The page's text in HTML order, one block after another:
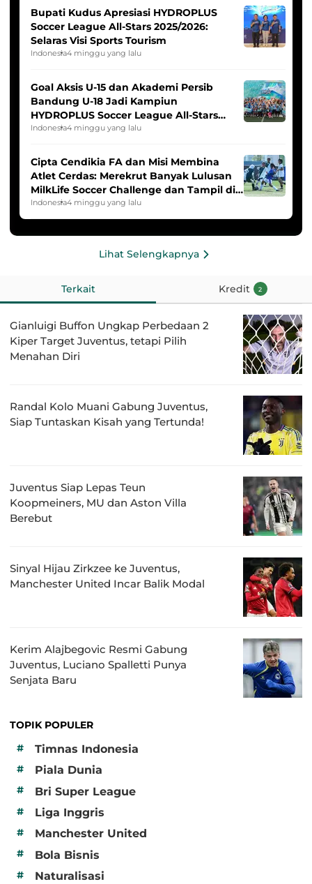
Bupati Kudus Apresiasi HYDROPLUS
Soccer League All-Stars 2025/2026:
Selaras Visi Sports Tourism
Indonesia4 minggu yang lalu
Goal Aksis U-15 dan Akademi Persib
Bandung U-18 Jadi Kampiun
HYDROPLUS Soccer League All-Stars
2025/2026
Indonesia4 minggu yang lalu
Cipta Cendikia FA dan Misi Membina
Atlet Cerdas: Merekrut Banyak Lulusan
MilkLife Soccer Challenge dan Tampil di
HYDROPLUS Soccer League
Indonesia4 minggu yang lalu
Lihat Selengkapnya
Terkait Kredit 2
Gianluigi Buffon Ungkap Perbedaan 2
Kiper Target Juventus, tetapi Pilih
Menahan Diri
Randal Kolo Muani Gabung Juventus,
Siap Tuntaskan Kisah yang Tertunda!
Juventus Siap Lepas Teun
Koopmeiners, MU dan Aston Villa
Berebut
Sinyal Hijau Zirkzee ke Juventus,
Manchester United Incar Balik Modal
Kerim Alajbegovic Resmi Gabung
Juventus, Luciano Spalletti Punya
Senjata Baru
TOPIK POPULER
#
Timnas Indonesia
# Piala Dunia
# Bri Super League
# Liga Inggris
# Manchester United
# Bola Bisnis
# Naturalisasi